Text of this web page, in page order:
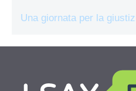
Una giornata per la